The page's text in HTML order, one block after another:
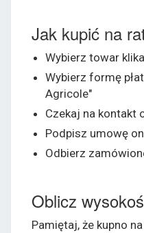
Jak kupić na
Wybierz towar
Wybierz formę
Agricole"
Czekaj na kontakt
Podpisz umowę
Odbierz
Oblicz
Pamiętaj, że kupno